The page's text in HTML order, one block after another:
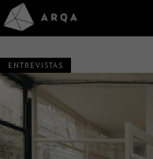
ENTREVISTAS